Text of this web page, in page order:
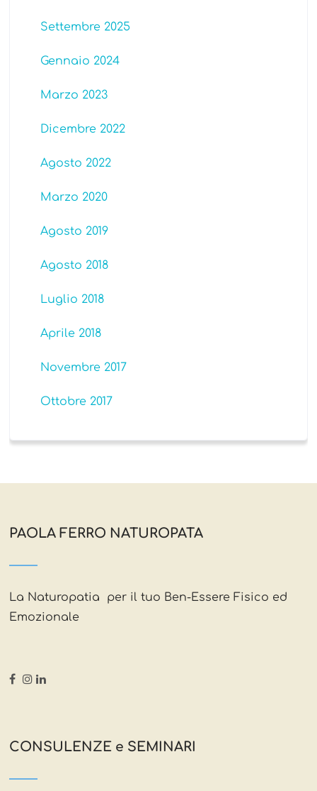
Settembre 2025
Gennaio 2024
Marzo 2023
Dicembre 2022
Agosto 2022
Marzo 2020
Agosto 2019
Agosto 2018
Luglio 2018
Aprile 2018
Novembre 2017
Ottobre 2017
PAOLA FERRO NATUROPATA
La Naturopatia per il tuo Ben-Essere Fisico ed
Emozionale
CONSULENZE e SEMINARI